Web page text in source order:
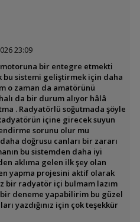
23:09
motoruna bir entegre etmekti
bu sistemi geliştirmek için daha
o zaman da amatörünü
da bir durum alıyor hâlâ
. Radyatörlü soğutmada şöyle
içine girecek suyun
sorunu olur mu
doğrusu canları bir zararı
bu sistemden daha iyi
aklıma gelen ilk şey olan
yapma projesini aktif olarak
bir radyatör içi bulmam lazım
bir deneme yapabilirim bu güzel
yazdığınız için çok teşekkür